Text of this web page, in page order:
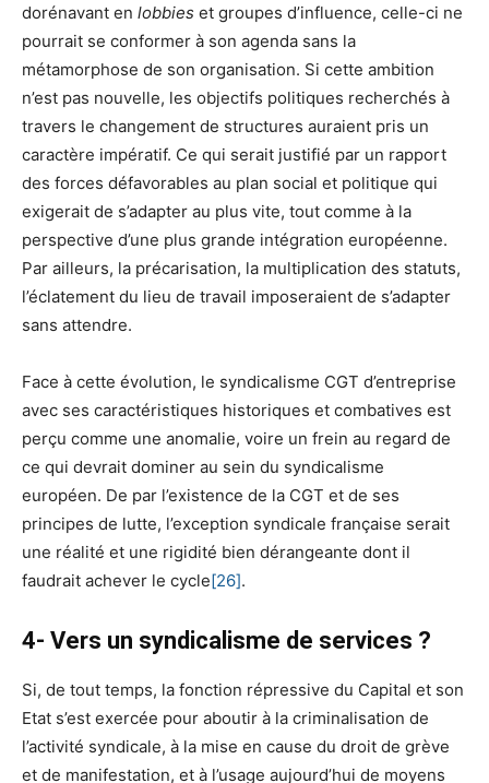
dorénavant en lobbies et groupes d’influence, celle-ci ne
pourrait se conformer à son agenda sans la
métamorphose de son organisation. Si cette ambition
n’est pas nouvelle, les objectifs politiques recherchés à
travers le changement de structures auraient pris un
caractère impératif. Ce qui serait justifié par un rapport
des forces défavorables au plan social et politique qui
exigerait de s’adapter au plus vite, tout comme à la
perspective d’une plus grande intégration européenne.
Par ailleurs, la précarisation, la multiplication des statuts,
l’éclatement du lieu de travail imposeraient de s’adapter
sans attendre.
Face à cette évolution, le syndicalisme CGT d’entreprise
avec ses caractéristiques historiques et combatives est
perçu comme une anomalie, voire un frein au regard de
ce qui devrait dominer au sein du syndicalisme
européen. De par l’existence de la CGT et de ses
principes de lutte, l’exception syndicale française serait
une réalité et une rigidité bien dérangeante dont il
faudrait achever le cycle[26].
4- Vers un syndicalisme de services ?
Si, de tout temps, la fonction répressive du Capital et son
Etat s’est exercée pour aboutir à la criminalisation de
l’activité syndicale, à la mise en cause du droit de grève
et de manifestation, et à l’usage aujourd’hui de moyens